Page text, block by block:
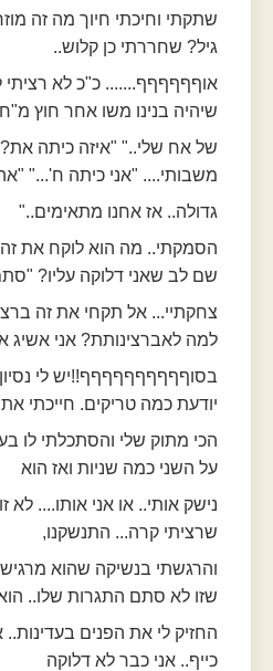
שתקתי וחיכתי חיוך מה זה
גיל? שחררתי כן קלוש..
אוףףףףףף....... כ"כ לא רציתי
שיהיה בנינו משו אחר חוץ
של אח שלי.." "איזה כיתה
משבותי.... "אני כיתה ח'..."
גדולה.. אז אחנו מתאימים.."
הסמקתי.. מה הוא לוקח את זה
שם לב שאני דלוקה עליו?
צחקתיי... אל תקחי את זה
למה לאברצינותת? אני אשיג
בסוףףףףףףףףףף!!יש לי
יודעת כמה טריקים. חייכתי
הכי מתוק שלי והסתכלתי לו
על השני כמה שניות ואז הוא
נישק אותי.. או אני אותו....
שרציתי קרה... התנשקנו,
והרגשתי בנשיקה שהוא מרגיש
שזו לא סתם התגרות שלו..
החזיק לי את הפנים בעדינות..
כייף.. אני כבר לא דלוקה